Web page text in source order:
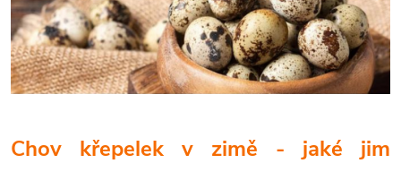
Chov křepelek v zimě - jaké jim